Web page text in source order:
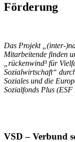
Förderung
Das Projekt
„(inter-
Mitarbeitende finden
„rückenwind³ für
Sozialwirtschaft“
Soziales und die
Sozialfonds Plus
VSD – Verbund